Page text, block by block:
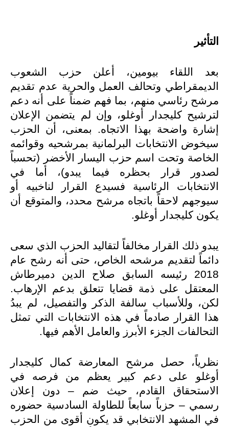
التأثير
بعد اللقاء بيومين، أعلن حزب الشعوب
الديمقراطي وتحالف العمل والحرية عدم تقديم
مرشح رئاسي منهم، بما فهم ضمناً على أنه دعم
لترشيح كليجدار أوغلو، وإن لم يتضمن الإعلان
إشارة واضحة بهذا الاتجاه. بمعنى، أن الحزب
سيخوض الانتخابات البرلمانية بمرشحيه وقوائمه
الخاصة وتحت اسم حزب اليسار الأخضر (تحسباً
لصدور قرار بحظره فيما يبدو)، أما في
الانتخابات الرئاسية فسيدع القرار لناخبيه أو
سيوجهم لاحقاً باتجاه مرشح محدد، والمتوقع أن
يكون كليجدار أوغلو.
يبدو ذلك القرار مخالفاً لتقاليد الحزب الذي سعى
دائماً لتقديم مرشحه الخاص، حتى أنه رشح عام
2018 رئيسه السابق صلاح الدين دميرطاش
المعتقل على ذمة قضايا تتعلق بدعم الإرهاب.
لكن، وللأسباب سالفة الذكر والتفصيل، لم يبدُ
هذا القرار صادماً في هذه الانتخابات التي تمثل
التحالفات الجزء الأبرز والعامل الأهم فيها.
نظرياً، حصل مرشح المعارضة كمال كليجدار
أوغلو على دعم كبير يعظم من فرصه في
الاستحقاق القادم، حيث ضم – دون إعلان
رسمي – حزباً سابعاً للطاولة السادسية حضوره
في المشهد الانتخابي قد يكون أقوى من الحزب